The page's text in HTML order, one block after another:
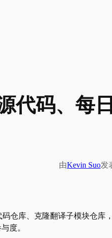
代码、每
由Kevin Suo发
仓库、克隆翻译子模块仓库
度。